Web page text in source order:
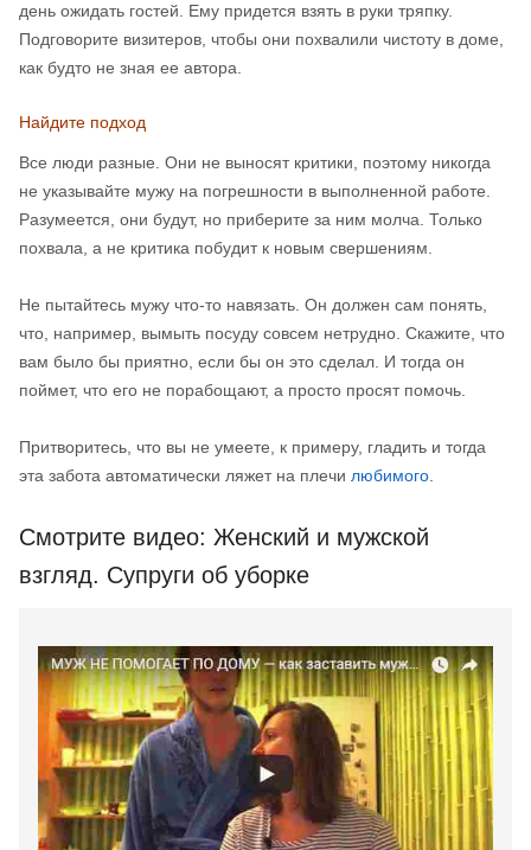
день ожидать гостей. Ему придется взять в руки тряпку.
Подговорите визитеров, чтобы они похвалили чистоту в доме,
как будто не зная ее автора.
Найдите подход
Все люди разные. Они не выносят критики, поэтому никогда
не указывайте мужу на погрешности в выполненной работе.
Разумеется, они будут, но приберите за ним молча. Только
похвала, а не критика побудит к новым свершениям.
Не пытайтесь мужу что-то навязать. Он должен сам понять,
что, например, вымыть посуду совсем нетрудно. Скажите, что
вам было бы приятно, если бы он это сделал. И тогда он
поймет, что его не порабощают, а просто просят помочь.
Притворитесь, что вы не умеете, к примеру, гладить и тогда
эта забота автоматически ляжет на плечи любимого.
Смотрите видео: Женский и мужской
взгляд. Супруги об уборке